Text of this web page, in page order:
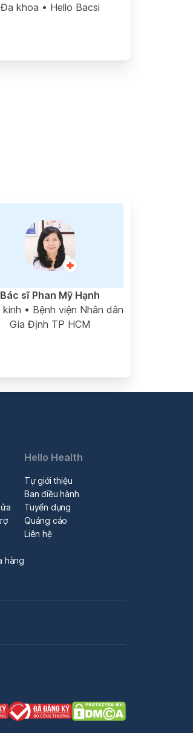
Đa khoa • Hello Bacsi
Bác sĩ Phan Mỹ Hạnh
kinh • Bệnh viện Nhân dân
Gia Định TP HCM
hàng
Hello Health
Tự giới thiệu
Ban điều hành
Tuyển dụng
Quảng cáo
Liên hệ